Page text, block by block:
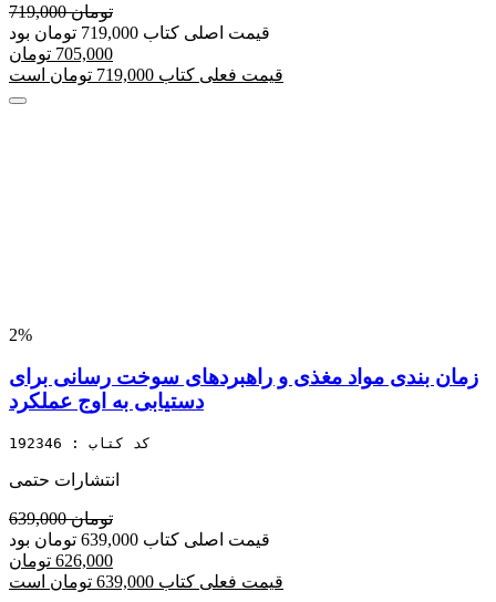
719,000 تومان
قیمت اصلی کتاب 719,000 تومان بود
705,000 تومان
قیمت فعلی کتاب 719,000 تومان است
2%
زمان بندی مواد مغذی و راهبردهای سوخت رسانی برای
دستیابی به اوج عملکرد
کد کتاب : 192346
انتشارات حتمی
639,000 تومان
قیمت اصلی کتاب 639,000 تومان بود
626,000 تومان
قیمت فعلی کتاب 639,000 تومان است